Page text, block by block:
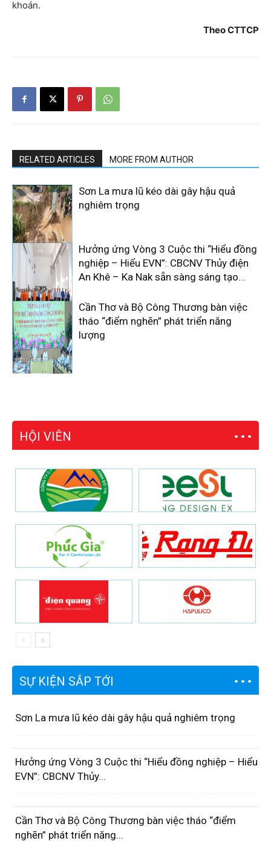
khoán.
Theo CTTCP
RELATED ARTICLES MORE FROM AUTHOR
Sơn La mưa lũ kéo dài gây hậu quả
nghiêm trọng
Hưởng ứng Vòng 3 Cuộc thi “Hiểu đồng
nghiệp – Hiểu EVN”: CBCNV Thủy điện
An Khê – Ka Nak sẵn sàng sáng tạo...
Cần Thơ và Bộ Công Thương bàn việc
tháo “điểm nghẽn” phát triển năng
lượng
HỘI VIÊN
SỰ KIỆN SẮP TỚI
Sơn La mưa lũ kéo dài gây hậu quả nghiêm trọng
Hưởng ứng Vòng 3 Cuộc thi “Hiểu đồng nghiệp – Hiểu
EVN”: CBCNV Thủy...
Cần Thơ và Bộ Công Thương bàn việc tháo “điểm
nghẽn” phát triển năng...